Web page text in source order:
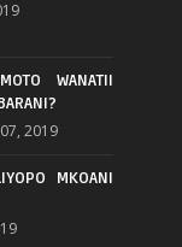
WANATII
2019
MKOANI